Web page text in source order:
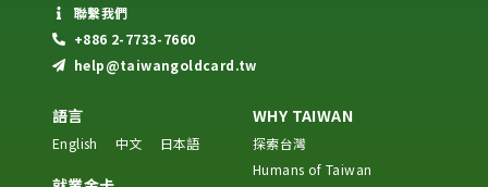
聯繫我們
+886 2-7733-7660
help@taiwangoldcard.tw
語言
English 中文 日本語
WHY TAIWAN
探索台灣
Humans of Taiwan